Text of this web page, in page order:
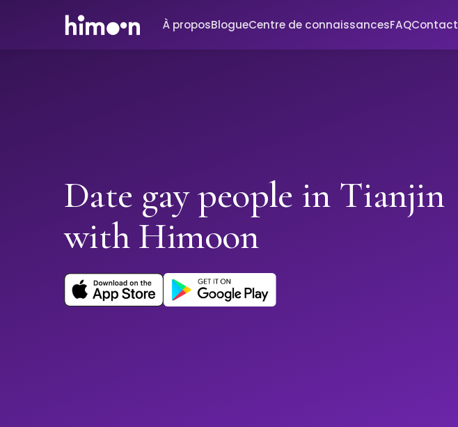
À proposBlogueCentre de connaissancesFAQContact
Date gay people in Tianjin
with Himoon